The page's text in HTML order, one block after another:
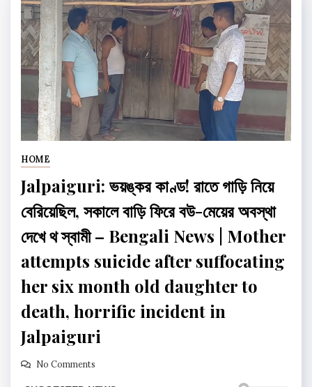
HOME
Jalpaiguri: ভয়ঙ্কর কাণ্ড! রাতে গাড়ি নিয়ে
বেরিয়েছিল, সকালে বাড়ি ফিরে বউ-মেয়ের অবস্থা
দেখে থ স্বামী – Bengali News | Mother
attempts suicide after suffocating
her six month old daughter to
death, horrific incident in
Jalpaiguri
No Comments